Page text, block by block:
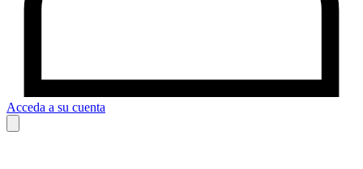
Acceda a su cuenta